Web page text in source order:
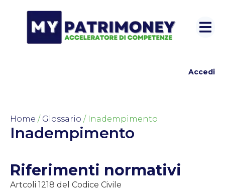
Accedi
Home / Glossario / Inadempimento
Inadempimento
Riferimenti normativi
Artcoli 1218 del Codice Civile